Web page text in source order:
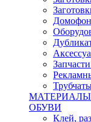
МАТЕРИАЛЫ
ОБУВИ
Клей,